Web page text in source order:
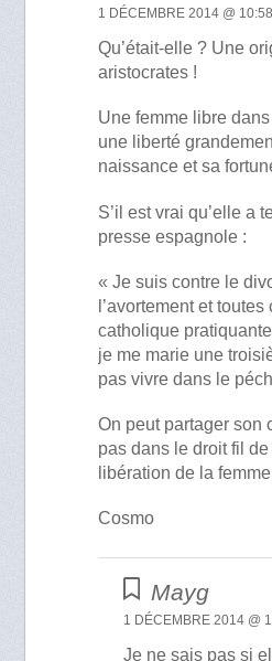
1 DÉCEMBRE 2014 @ 10:58
Qu’était-elle ? Une
aristocrates !
Une femme libre
une liberté
naissance et sa
S’il est vrai qu’elle a
presse espagnole :
« Je suis contre le
l’avortement et
catholique
je me marie une
pas vivre dans le
On peut partager son
pas dans le droit fil
libération de la
Cosmo
Mayg
1 DÉCEMBRE 2014 @
Je ne sais pas si